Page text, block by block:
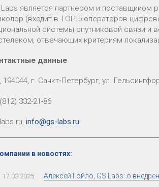
Labs является партнером и поставщиком
(входит в ТОП-5 операторов
системы спутниковой связи и
отвечающих критериям
данные
194044, г. Санкт‑Петербург, ул.
332-21-86
info@gs-labs.ru
в новостях:
17.03.2025 Алексей Гойло, GS Labs: о